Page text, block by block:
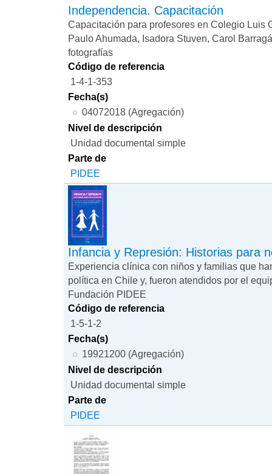
Independencia. Capacitación
Capacitación para profesores en Colegio Luis
Paulo Ahumada, Isadora Stuven, Carol
fotografías
Código de referencia
1-4-1-353
Fecha(s)
04072018 (Agregación)
Nivel de descripción
Unidad documental simple
Parte de
PIDEE
Infancia y Represión: Historias para
Experiencia clínica con niños y familias que
política en Chile y, fueron atendidos por el
Fundación PIDEE
Código de referencia
1-5-1-2
Fecha(s)
19921200 (Agregación)
Nivel de descripción
Unidad documental simple
Parte de
PIDEE